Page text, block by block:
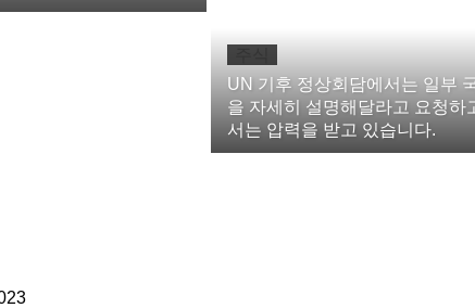
UN 기후 정상회담에서는 일부
을 자세히 설명해달라고 요청하
서는 압력을 받고 있습니다.